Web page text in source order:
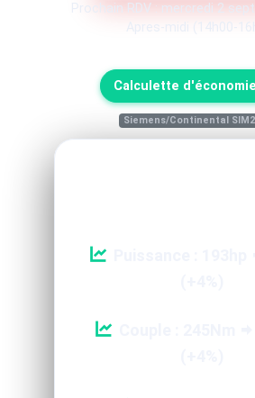
Prochain RDV : mercredi 2
Calculette
Siemens/Continental